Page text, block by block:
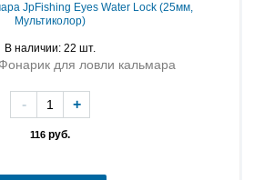
JpFishing Eyes Water Lock (25мм,
Мультиколор)
В наличии: 22 шт.
для ловли кальмара
116 руб.
- +